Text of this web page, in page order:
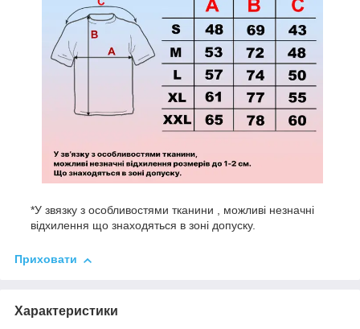
*У звязку з особливостями тканини , можливі незначні
відхилення що знаходяться в зоні допуску.
Приховати
Характеристики